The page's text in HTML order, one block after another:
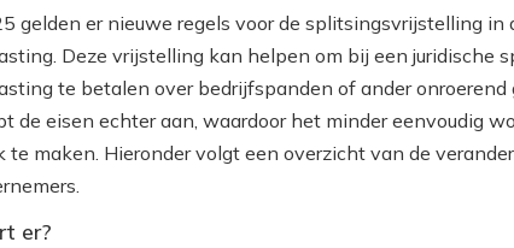
gelden er nieuwe regels voor de splitsingsvrijstelling in
Deze vrijstelling kan helpen om bij een juridische
te betalen over bedrijfspanden of ander onroerend
de eisen echter aan, waardoor het minder eenvoudig
te maken. Hieronder volgt een overzicht van de
er?